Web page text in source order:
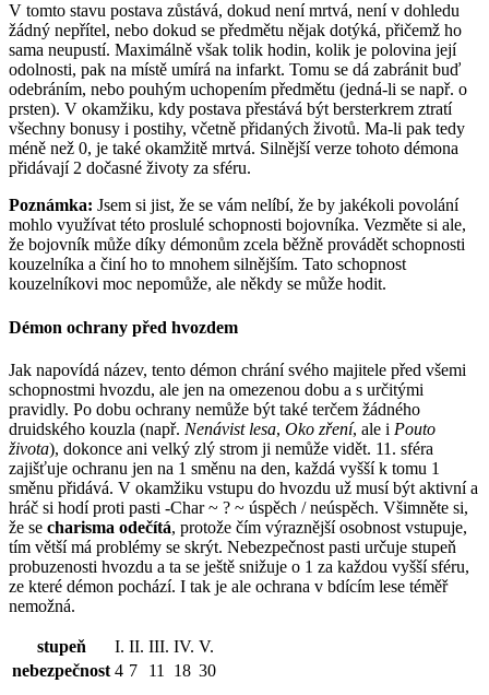
V tomto stavu postava zůstává, dokud není mrtvá, není v dohledu
žádný nepřítel, nebo dokud se předmětu nějak dotýká, přičemž ho
sama neupustí. Maximálně však tolik hodin, kolik je polovina její
odolnosti, pak na místě umírá na infarkt. Tomu se dá zabránit buď
odebráním, nebo pouhým uchopením předmětu (jedná-li se např. o
prsten). V okamžiku, kdy postava přestává být bersterkrem ztratí
všechny bonusy i postihy, včetně přidaných životů. Ma-li pak tedy
méně než 0, je také okamžitě mrtvá. Silnější verze tohoto démona
přidávají 2 dočasné životy za sféru.
Poznámka: Jsem si jist, že se vám nelíbí, že by jakékoli povolání
mohlo využívat této proslulé schopnosti bojovníka. Vezměte si ale,
že bojovník může díky démonům zcela běžně provádět schopnosti
kouzelníka a činí ho to mnohem silnějším. Tato schopnost
kouzelníkovi moc nepomůže, ale někdy se může hodit.
Démon ochrany před hvozdem
Jak napovídá název, tento démon chrání svého majitele před všemi
schopnostmi hvozdu, ale jen na omezenou dobu a s určitými
pravidly. Po dobu ochrany nemůže být také terčem žádného
druidského kouzla (např. Nenávist lesa, Oko zření, ale i Pouto
života), dokonce ani velký zlý strom ji nemůže vidět. 11. sféra
zajišťuje ochranu jen na 1 směnu na den, každá vyšší k tomu 1
směnu přidává. V okamžiku vstupu do hvozdu už musí být aktivní a
hráč si hodí proti pasti -Char ~ ? ~ úspěch / neúspěch. Všimněte si,
že se charisma odečítá, protože čím výraznější osobnost vstupuje,
tím větší má problémy se skrýt. Nebezpečnost pasti určuje stupeň
probuzenosti hvozdu a ta se ještě snižuje o 1 za každou vyšší sféru,
ze které démon pochází. I tak je ale ochrana v bdícím lese téměř
nemožná.
stupeň I. II. III. IV. V.
nebezpečnost 4 7 11 18 30